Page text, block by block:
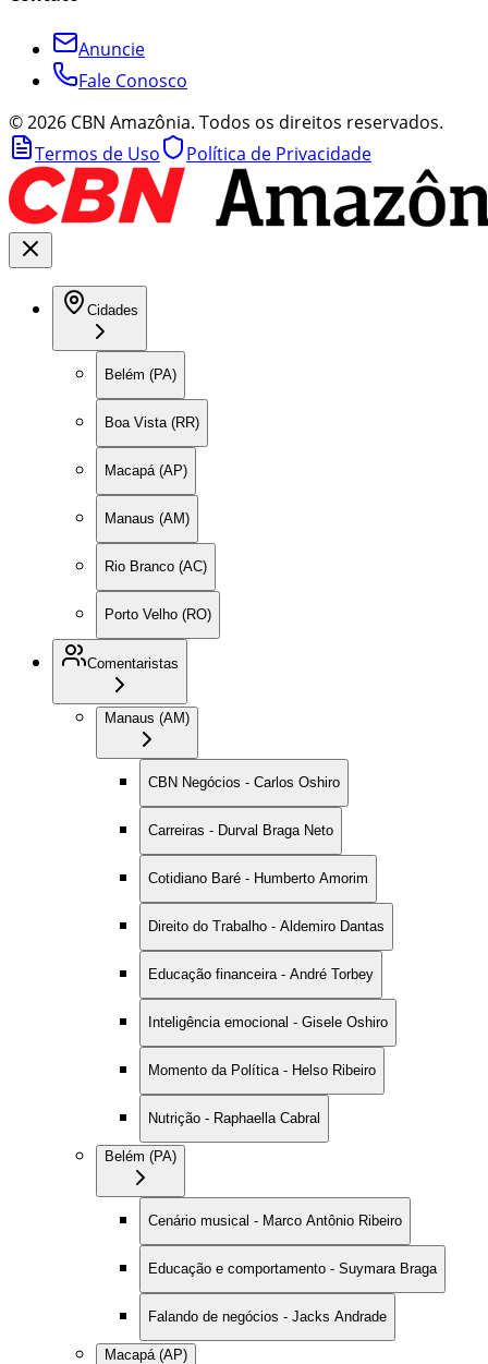
Anuncie
Fale Conosco
©2026 CBN Amazônia. Todos os direitos reservados.
Termos de Uso
Política de Privacidade
Cidades
Belém (PA)
Boa Vista (RR)
Macapá (AP)
Manaus (AM)
Rio Branco (AC)
Porto Velho (RO)
Comentaristas
Manaus (AM)
CBN Negócios - Carlos Oshiro
Carreiras - Durval Braga Neto
Cotidiano Baré - Humberto Amorim
Direito do Trabalho - Aldemiro Dantas
Educação financeira - André Torbey
Inteligência emocional - Gisele Oshiro
Momento da Política - Helso Ribeiro
Nutrição - Raphaella Cabral
Belém (PA)
Cenário musical - Marco Antônio Ribeiro
Educação e comportamento - Suymara Braga
Falando de negócios - Jacks Andrade
Macapá (AP)